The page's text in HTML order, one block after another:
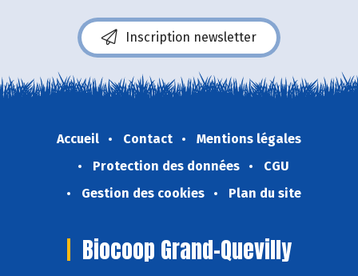
Inscription newsletter
Accueil Contact
Mentions légales
Protection des données
CGU
Gestion des cookies
Plan du site
Biocoop Grand-Quevilly